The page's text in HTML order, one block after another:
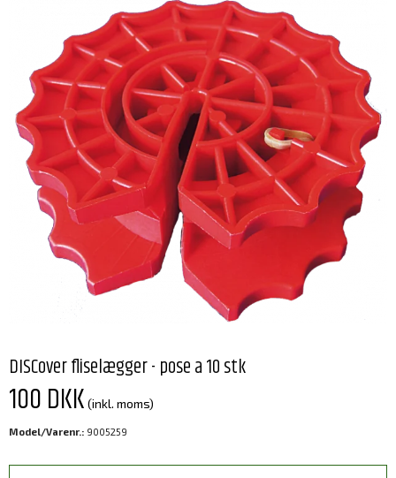
DISCover fliselægger - pose a 10 stk
100 DKK (inkl. moms)
Model/Varenr.: 9005259